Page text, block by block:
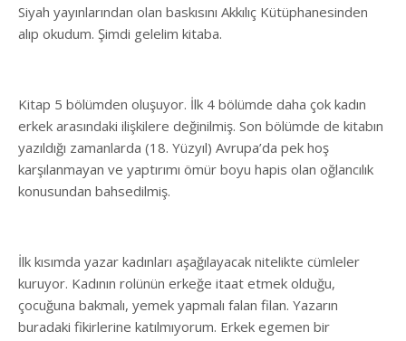
Siyah yayınlarından olan baskısını Akkılıç Kütüphanesinden
alıp okudum. Şimdi gelelim kitaba.
Kitap 5 bölümden oluşuyor. İlk 4 bölümde daha çok kadın
erkek arasındaki ilişkilere değinilmiş. Son bölümde de kitabın
yazıldığı zamanlarda (18. Yüzyıl) Avrupa’da pek hoş
karşılanmayan ve yaptırımı ömür boyu hapis olan oğlancılık
konusundan bahsedilmiş.
İlk kısımda yazar kadınları aşağılayacak nitelikte cümleler
kuruyor. Kadının rolünün erkeğe itaat etmek olduğu,
çocuğuna bakmalı, yemek yapmalı falan filan. Yazarın
buradaki fikirlerine katılmıyorum. Erkek egemen bir